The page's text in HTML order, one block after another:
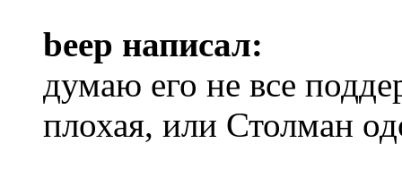
beep написал:
думаю его не все
плохая, или Столман